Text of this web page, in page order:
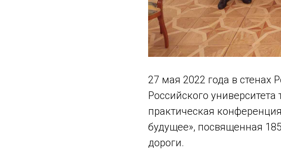
27 мая 2022 года в стенах
Российского
практическая
будущее», посвященная
дороги.